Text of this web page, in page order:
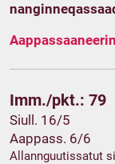
Imm./pkt.: 79
Siull. 16/5
Aappass. 6/6
Allannguutissatut